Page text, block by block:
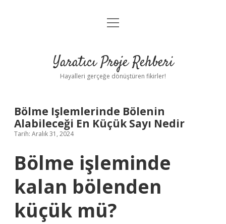
Anasayfa
Yasal Uyarı
menüyü
Yaratıcı Proje Rehberi
Hayalleri gerçeğe dönüştüren fikirler!
Bölme Işlemlerinde Bölenin
Alabileceği En Küçük Sayı Nedir
Tarih: Aralık 31, 2024
Bölme işleminde
kalan bölenden
küçük mü?